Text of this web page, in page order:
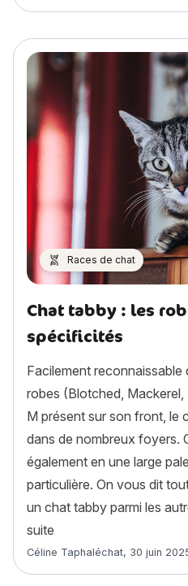
Races de chat
Chat tabby : les
spécificités
Facilement reconnaissable
robes (Blotched,
M présent sur son front, le
dans de nombreux foyers.
également en une large
particulière. On vous dit
un chat tabby parmi les
suite
Article rédigé par
Céline Taphaléchat, 30 juin